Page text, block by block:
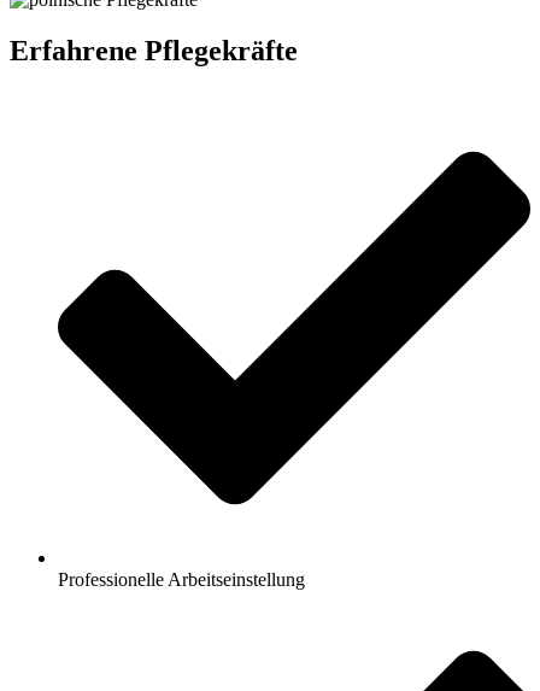
Erfahrene Pflegekräfte
Professionelle Arbeitseinstellung